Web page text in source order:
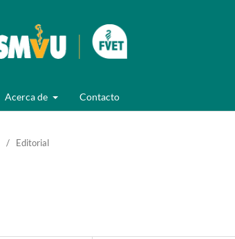
Acerca de Contacto
/ Editorial